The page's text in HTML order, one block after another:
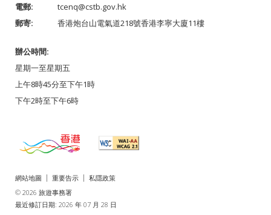
電郵:
tcenq@cstb.gov.hk
郵寄:
香港炮台山電氣道218號香港李寧大廈11樓
辦公時間:
星期一至星期五
上午8時45分至下午1時
下午2時至下午6時
網站地圖 重要告示
私隱政策
© 2026 旅遊事務署
最近修訂日期: 2026 年 07 月 28 日